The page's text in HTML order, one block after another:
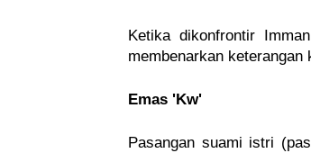
Ketika dikonfrontir
membenarkan keterangan
Emas 'Kw'
Pasangan suami istri